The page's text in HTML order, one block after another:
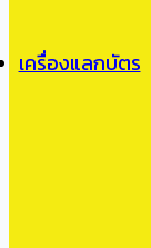
เครื่องแลกบัตร